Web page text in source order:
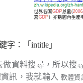
字：「intitle」
做資料搜尋，所以
訊，我就輸入 軟體